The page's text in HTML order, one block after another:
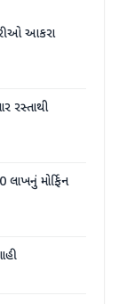
આકરા
રસ્તાથી
મોર્ફિન